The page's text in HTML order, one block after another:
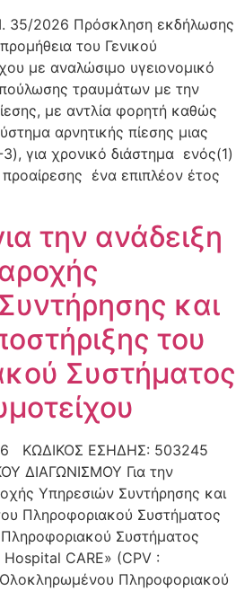
2026 Πρόσκληση εκδήλωσης
του Γενικού
με αναλώσιμο υγειονομικό
τραυμάτων με την
με αντλία φορητή καθώς
αρνητικής πίεσης μιας
για χρονικό διάστημα ενός(1)
ένα επιπλέον έτος
την ανάδειξη
και
του
Συστήματος
ΚΩΔΙΚΟΣ ΕΣΗΔΗΣ: 503245
ΔΙΑΓΩΝΙΣΜΟΥ Για την
Υπηρεσιών Συντήρησης και
Πληροφοριακού Συστήματος
Συστήματος
Hospital CARE» (CPV :
Πληροφοριακού